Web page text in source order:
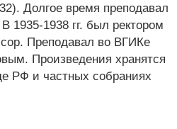
Долгое время преподавал
1935-1938 гг. был ректором
Преподавал во ВГИКе
Произведения хранятся
РФ и частных собраниях